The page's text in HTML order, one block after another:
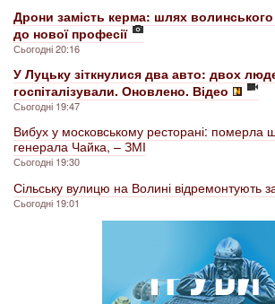
Дрони замість керма: шлях
до нової професії
Сьогодні 20:16
У Луцьку зіткнулися два авто: двох
госпіталізували. Оновлено. Відео
Сьогодні 19:47
Вибух у московському ресторані: померла
генерала Чайка, – ЗМІ
Сьогодні 19:30
Сільську вулицю на Волині відремонтують
Сьогодні 19:01